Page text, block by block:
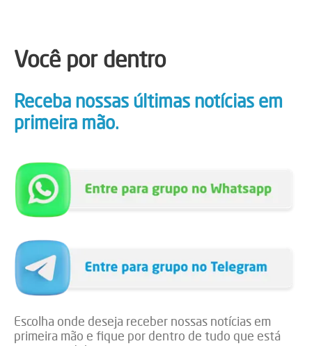
Você por dentro
Receba nossas últimas notícias em
primeira mão.
Escolha onde deseja receber nossas notícias em
primeira mão e fique por dentro de tudo que está